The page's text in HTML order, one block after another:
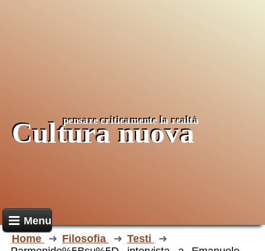
Cultura nuova
pensare criticamente larealtà
Menu
Home
Filosofia
Testi